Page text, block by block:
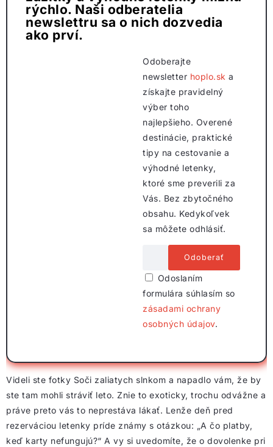
rýchlo. Naši odberatelia
newslettru sa o nich dozvedia
ako prví.
Odoberajte
newsletter hoplo.sk a
získajte pravidelný
výber toho
najlepšieho. Overené
destinácie, praktické
tipy na cestovanie a
výhodné letenky,
ktoré sme preverili za
Vás. Bez zbytočného
obsahu. Kedykoľvek
sa môžete odhlásiť.
Odoslaním
formulára súhlasím so
zásadami ochrany
osobných údajov.
Videli ste fotky Soči zaliatych slnkom a napadlo vám, že by
ste tam mohli stráviť leto. Znie to exoticky, trochu odvážne a
práve preto vás to neprestáva lákať. Lenže deň pred
rezerváciou letenky príde známy s otázkou: „A čo platby,
keď karty nefungujú?“ A vy si uvedomíte, že o dovolenke pri